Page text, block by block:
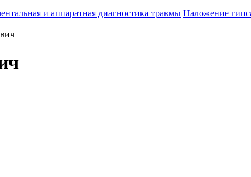
и аппаратная диагностика травмы Наложение